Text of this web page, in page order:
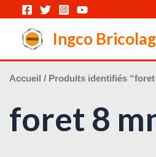
contenu
Ingco
Accueil / Produits identifiés “foret
foret 8